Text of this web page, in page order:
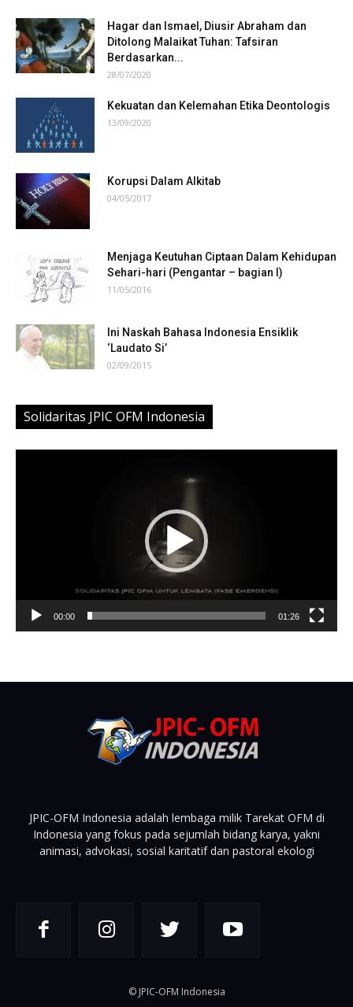
Hagar dan Ismael, Diusir Abraham dan
Ditolong Malaikat Tuhan: Tafsiran
Berdasarkan...
28/07/2020
Kekuatan dan Kelemahan Etika Deontologis
13/09/2020
Korupsi Dalam Alkitab
04/05/2017
Menjaga Keutuhan Ciptaan Dalam Kehidupan
Sehari-hari (Pengantar – bagian I)
11/05/2016
Ini Naskah Bahasa Indonesia Ensiklik
‘Laudato Si’
02/09/2015
Solidaritas JPIC OFM Indonesia
00:00 01:26
JPIC-OFM Indonesia adalah lembaga milik Tarekat OFM di
Indonesia yang fokus pada sejumlah bidang karya, yakni
animasi, advokasi, sosial karitatif dan pastoral ekologi
© JPIC-OFM Indonesia